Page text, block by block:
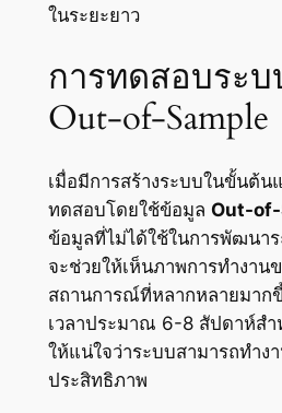
ในระยะยาว
การทดสอบระ
Out-of-Sample
เมื่อมีการสร้างระบบในขั้นต้น
ทดสอบโดยใช้ข้อมูล Out-
ข้อมูลที่ไม่ได้ใช้ในการพัฒนา
จะช่วยให้เห็นภาพการทำงาน
สถานการณ์ที่หลากหลายมาก
เวลาประมาณ 6-8 สัปดาห์ส
ให้แน่ใจว่าระบบสามารถทำง
ประสิทธิภาพ